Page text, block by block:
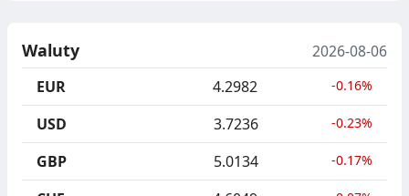
Waluty
2026-08-06
EUR
4.2982 -0.16%
USD 3.7236 -0.23%
GBP 5.0134 -0.17%